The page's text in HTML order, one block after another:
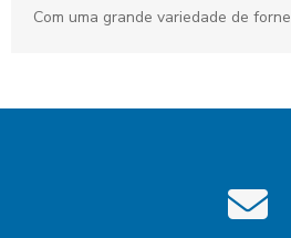
Com uma grande variedade de